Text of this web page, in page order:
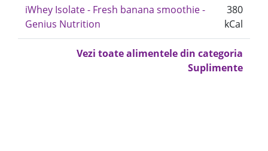
iWhey Isolate - Fresh banana smoothie -
Genius Nutrition
380
kCal
Vezi toate alimentele din categoria
Suplimente